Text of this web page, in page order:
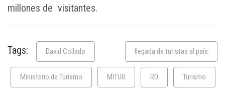
millones de visitantes.
Tags: David Collado llegada de turistas al país
Ministerio de Turismo MITUR RD Turismo